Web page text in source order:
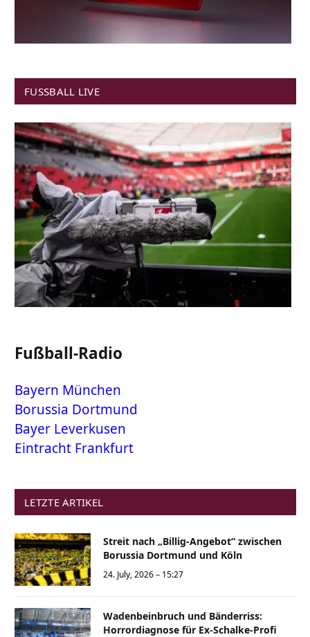
FUSSBALL LIVE
Fußball-Radio
Bayern München
Borussia Dortmund
Bayer Leverkusen
Eintracht Frankfurt
LETZTE ARTIKEL
Streit nach „Billig-Angebot“ zwischen
Borussia Dortmund und Köln
24. July, 2026 – 15:27
Wadenbeinbruch und Bänderriss:
Horrordiagnose für Ex-Schalke-Profi